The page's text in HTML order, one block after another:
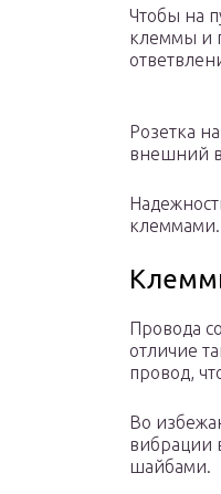
Чтобы на
клеммы и
Розетка
внешний
клеммами.
Провода
отличие
провод,
Во
вибрации
шайбами.